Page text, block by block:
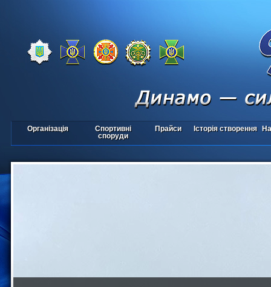
Організація
Спортивні
споруди
Прайси Історія створення